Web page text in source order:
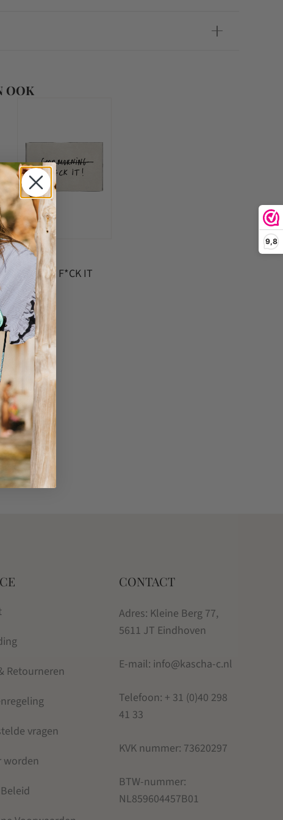
9,8
OOK
Helen b
BADMAT F*CK IT
29.95
Retourneren
vragen
worden
CONTACT
Adres: Kleine Berg 77,
5611 JT Eindhoven
E-mail: info@kascha-c.nl
Telefoon: + 31 (0)40 298
41 33
KVK nummer: 73620297
BTW-nummer:
NL859604457B01